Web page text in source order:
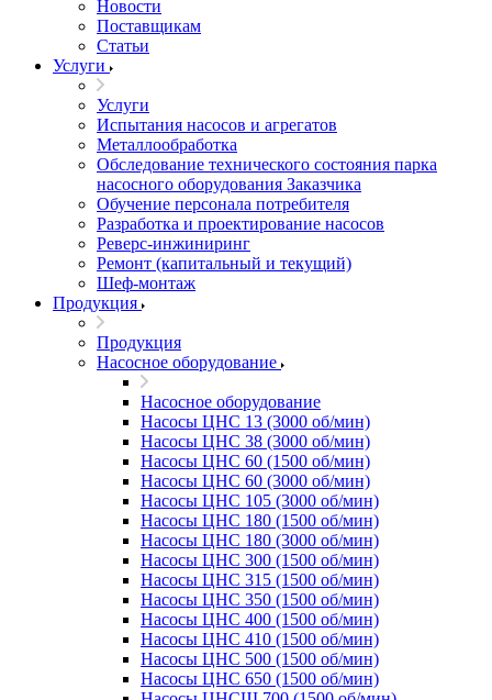
Новости
Поставщикам
Статьи
Услуги
Услуги
Испытания насосов и агрегатов
Металлообработка
Обследование технического состояния парка
насосного оборудования Заказчика
Обучение персонала потребителя
Разработка и проектирование насосов
Реверс-инжиниринг
Ремонт (капитальный и текущий)
Шеф-монтаж
Продукция
Продукция
Насосное оборудование
Насосное оборудование
Насосы ЦНС 13 (3000 об/мин)
Насосы ЦНС 38 (3000 об/мин)
Насосы ЦНС 60 (1500 об/мин)
Насосы ЦНС 60 (3000 об/мин)
Насосы ЦНС 105 (3000 об/мин)
Насосы ЦНС 180 (1500 об/мин)
Насосы ЦНС 180 (3000 об/мин)
Насосы ЦНС 300 (1500 об/мин)
Насосы ЦНС 315 (1500 об/мин)
Насосы ЦНС 350 (1500 об/мин)
Насосы ЦНС 400 (1500 об/мин)
Насосы ЦНС 410 (1500 об/мин)
Насосы ЦНС 500 (1500 об/мин)
Насосы ЦНС 650 (1500 об/мин)